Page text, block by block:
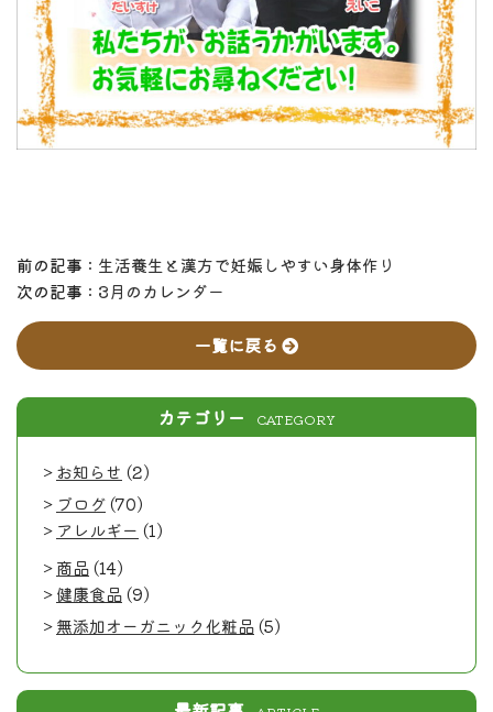
前の記事 : 生活養生と漢方で妊娠しやすい身体作り
次の記事 : 3月のカレンダー
一覧に戻る
カテゴリー CATEGORY
お知らせ (2)
ブログ(70)
アレルギー (1)
商品(14)
健康食品(9)
無添加オーガニック化粧品(5)